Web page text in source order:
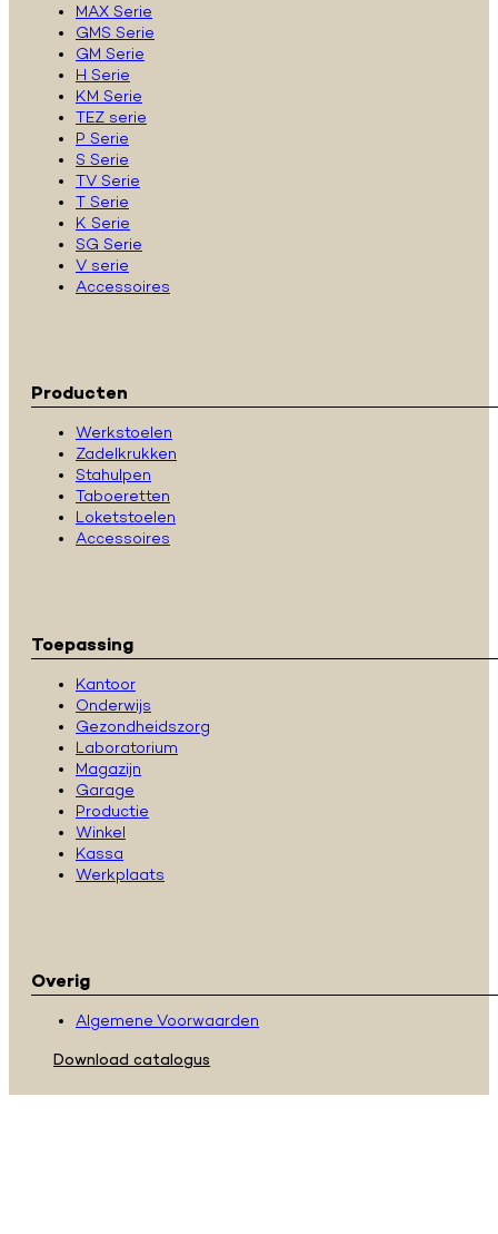
MAX Serie
GMS Serie
GM Serie
H Serie
KM Serie
TEZ serie
P Serie
S Serie
TV Serie
T Serie
K Serie
SG Serie
V serie
Accessoires
Producten
Werkstoelen
Zadelkrukken
Stahulpen
Taboeretten
Loketstoelen
Accessoires
Toepassing
Kantoor
Onderwijs
Gezondheidszorg
Laboratorium
Magazijn
Garage
Productie
Winkel
Kassa
Werkplaats
Overig
Algemene Voorwaarden
Download catalogus